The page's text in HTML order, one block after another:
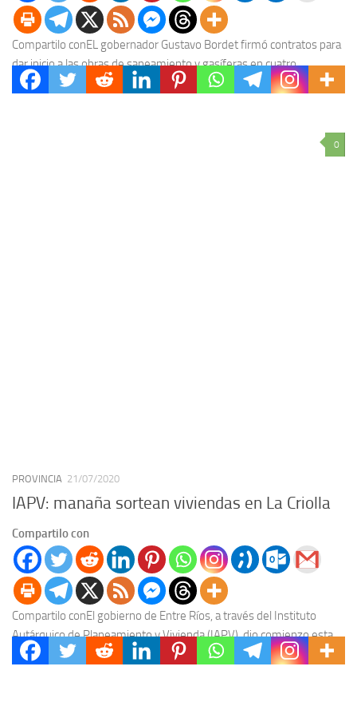
Compartilo conEL gobernador Gustavo Bordet firmó contratos para
dar inicio a las obras de saneamiento y gasíferas en cuatro
localidades entrerrianas por más de 289...
0
PROVINCIA 21/07/2020
IAPV: manaña sortean viviendas en La Criolla
Compartilo con
Compartilo conEl gobierno de Entre Ríos, a través del Instituto
Autárquico de Planeamiento y Vivienda (IAPV), dio comienzo esta
semana a los sorteos de nuevas...